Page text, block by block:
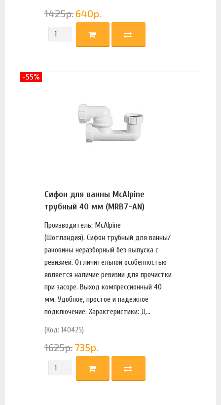
1425р. 640р.
Сифон для ванны McAlpine
трубный 40 мм (MRB7-AN)
Производитель: McAlpine
(Шотландия). Сифон трубный для ванны/
раковины неразборный без выпуска с
ревизией. Отличительной особенностью
является наличие ревизии для прочистки
при засоре. Выход компрессионный 40
мм. Удобное, простое и надежное
подключение. Характеристики: Д...
(Код: 140425)
1625р. 735р.
-55%